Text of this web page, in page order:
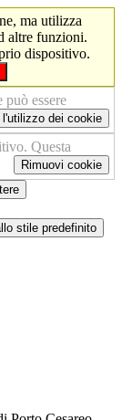
ma utilizza
altre funzioni.
dispositivo.
essere
l'utilizzo dei cookie
Questa
Rimuovi cookie
stile predefinito